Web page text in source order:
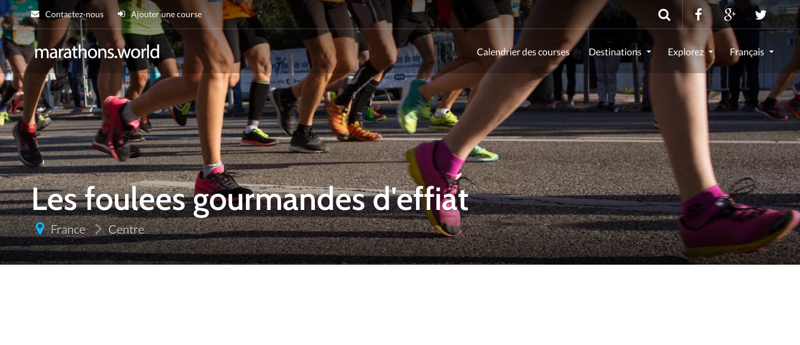
Contactez-nous Ajouter une course
marathons.world
Calendrier des courses Destinations Explorez Français
Les foulees gourmandes d'effiat
France Centre